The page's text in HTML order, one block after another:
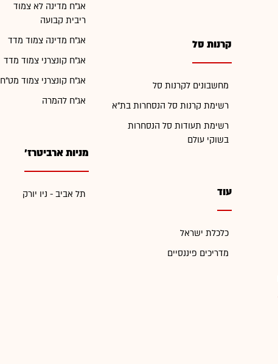
קרנות סל
מחשבונים לקרנות סל
רשימת קרנות סל הנסחרות בת"א
רשימת תעודות סל הנסחרות
בשוקי עולם
עוד
כלכלת ישראל
מדריכים פיננסיים
אג"ח מדינה לא צמוד
ריבית קבועה
אג"ח מדינה צמוד מדד
אג"ח קונצרני צמוד מדד
אג"ח קונצרני צמוד מט"ח
אג"ח להמרה
מניות ארביטרז'
תל אביב - ניו יורק